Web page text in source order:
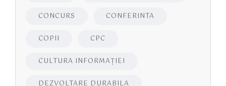
CONCURS CONFERINTA
COPII CPC
CULTURA INFORMAŢIEI
DEZVOLTARE DURABILA